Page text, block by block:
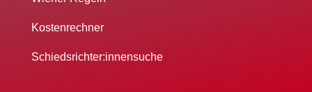
Kostenrechner
Schiedsrichter:innensuche